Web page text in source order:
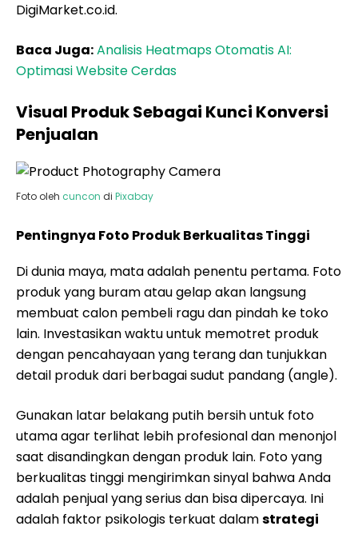
DigiMarket.co.id.
Baca Juga:Analisis Heatmaps Otomatis AI:
Optimasi Website Cerdas
Visual Produk Sebagai Kunci Konversi
Penjualan
Foto oleh cuncon di Pixabay
Pentingnya Foto Produk Berkualitas Tinggi
Di dunia maya, mata adalah penentu pertama. Foto
produk yang buram atau gelap akan langsung
membuat calon pembeli ragu dan pindah ke toko
lain. Investasikan waktu untuk memotret produk
dengan pencahayaan yang terang dan tunjukkan
detail produk dari berbagai sudut pandang (angle).
Gunakan latar belakang putih bersih untuk foto
utama agar terlihat lebih profesional dan menonjol
saat disandingkan dengan produk lain. Foto yang
berkualitas tinggi mengirimkan sinyal bahwa Anda
adalah penjual yang serius dan bisa dipercaya. Ini
adalah faktor psikologis terkuat dalamstrategi